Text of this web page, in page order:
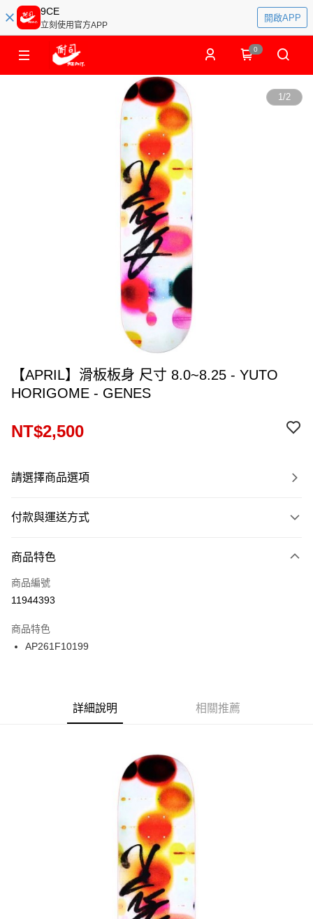
9CE
立刻使用官方APP
開啟APP
0
1/2
【APRIL】滑板板身 尺寸 8.0~8.25 - YUTO
HORIGOME - GENES
NT$2,500
請選擇商品選項
付款與運送方式
信用卡一次付款
LINE Pay
街口支付
新竹貨運宅配 (需店面取貨請聯絡客服呦~~收到通知後再請前往門
商品特色
商品編號
11944393
商品特色
AP261F10199
詳細說明 相關推薦